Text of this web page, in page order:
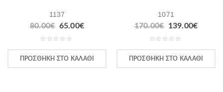
1137
80.00€ 65.00€
ΠΡΟΣΘΉΚΗ ΣΤΟ ΚΑΛΆΘΙ
1071
170.00€ 139.00€
ΠΡΟΣΘΉΚΗ ΣΤΟ ΚΑΛΆΘΙ